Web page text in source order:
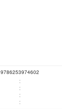
9786253974602
:
:
:
: